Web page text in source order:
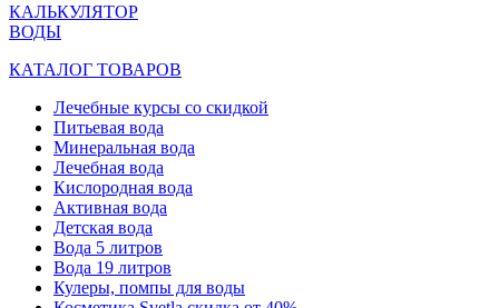
КАЛЬКУЛЯТОР
ВОДЫ
КАТАЛОГ ТОВАРОВ
Лечебные курсы со скидкой
Питьевая вода
Минеральная вода
Лечебная вода
Кислородная вода
Активная вода
Детская вода
Вода 5 литров
Вода 19 литров
Кулеры, помпы для воды